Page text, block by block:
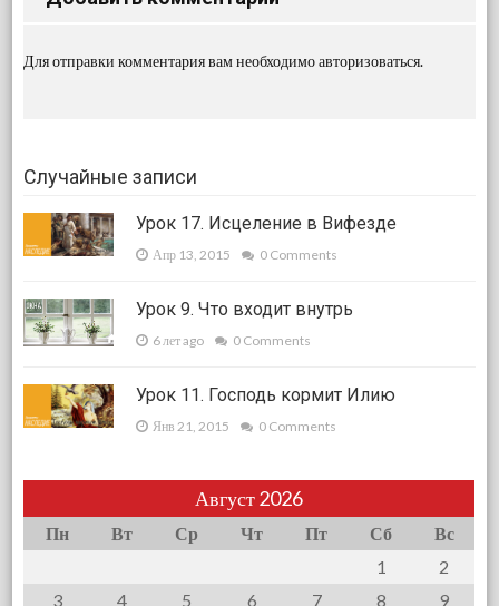
Для отправки комментария вам необходимоавторизоваться.
Случайные записи
Урок 17. Исцеление в Вифезде
Апр 13, 2015 0 Comments
Урок 9. Что входит внутрь
6 лет ago 0 Comments
Урок 11. Господь кормит Илию
Янв 21, 2015 0 Comments
Август 2026
Пн Вт Ср Чт Пт Сб
Вс
1
2
3
4 5 6 7 8 9